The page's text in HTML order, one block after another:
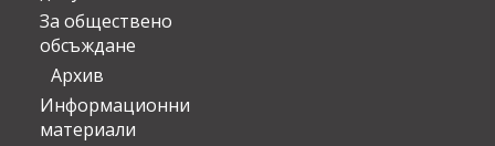
За обществено
обсъждане
Архив
Информационни
материали